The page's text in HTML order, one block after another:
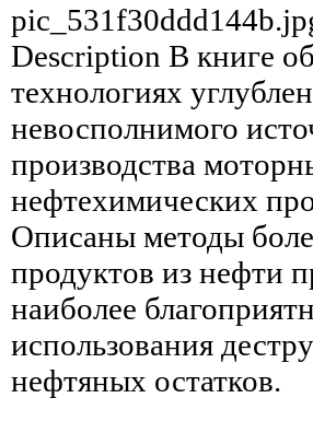
Description В книге
технологиях
невосполнимого
производства
нефтехимических
Описаны методы
продуктов из нефти
наиболее
использования
нефтяных остатков.